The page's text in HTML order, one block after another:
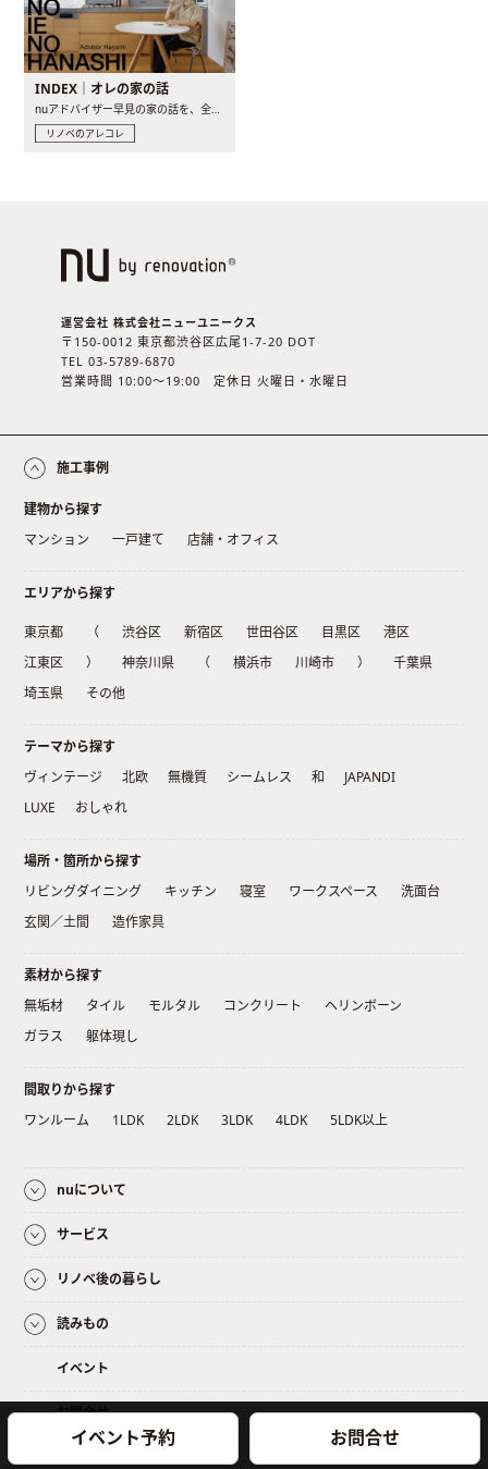
イベント予約 お問合せ
INDEX｜オレの家の話
nuアドバイザー早見の家の話を、全4話でお届け。リノベーションを..
リノベのアレコレ
運営会社 株式会社ニューユニークス
〒150-0012 東京都渋谷区広尾1-7-20 DOT
TEL 03-5789-6870
営業時間 10:00〜19:00 定休日 火曜日・水曜日
施工事例
建物から探す
マンション
一戸建て 店舗・オフィス
エリアから探す
東京都 （ 渋谷区 新宿区 世田谷区 目黒区
港区
江東区
） 神奈川県 （ 横浜市 川崎市 ）
千葉県
埼玉県
その他
テーマから探す
ヴィンテージ
北欧 無機質 シームレス 和
JAPANDI
LUXE
おしゃれ
場所・箇所から探す
リビングダイニング
キッチン 寝室 ワークスペース
洗面台
玄関／土間
造作家具
素材から探す
無垢材
タイル モルタル コンクリート
ヘリンボーン
ガラス
躯体現し
間取りから探す
ワンルーム
1LDK 2LDK 3LDK 4LDK 5LDK以上
nuについて
サービス
リノベ後の暮らし
読みもの
イベント
お問合せ